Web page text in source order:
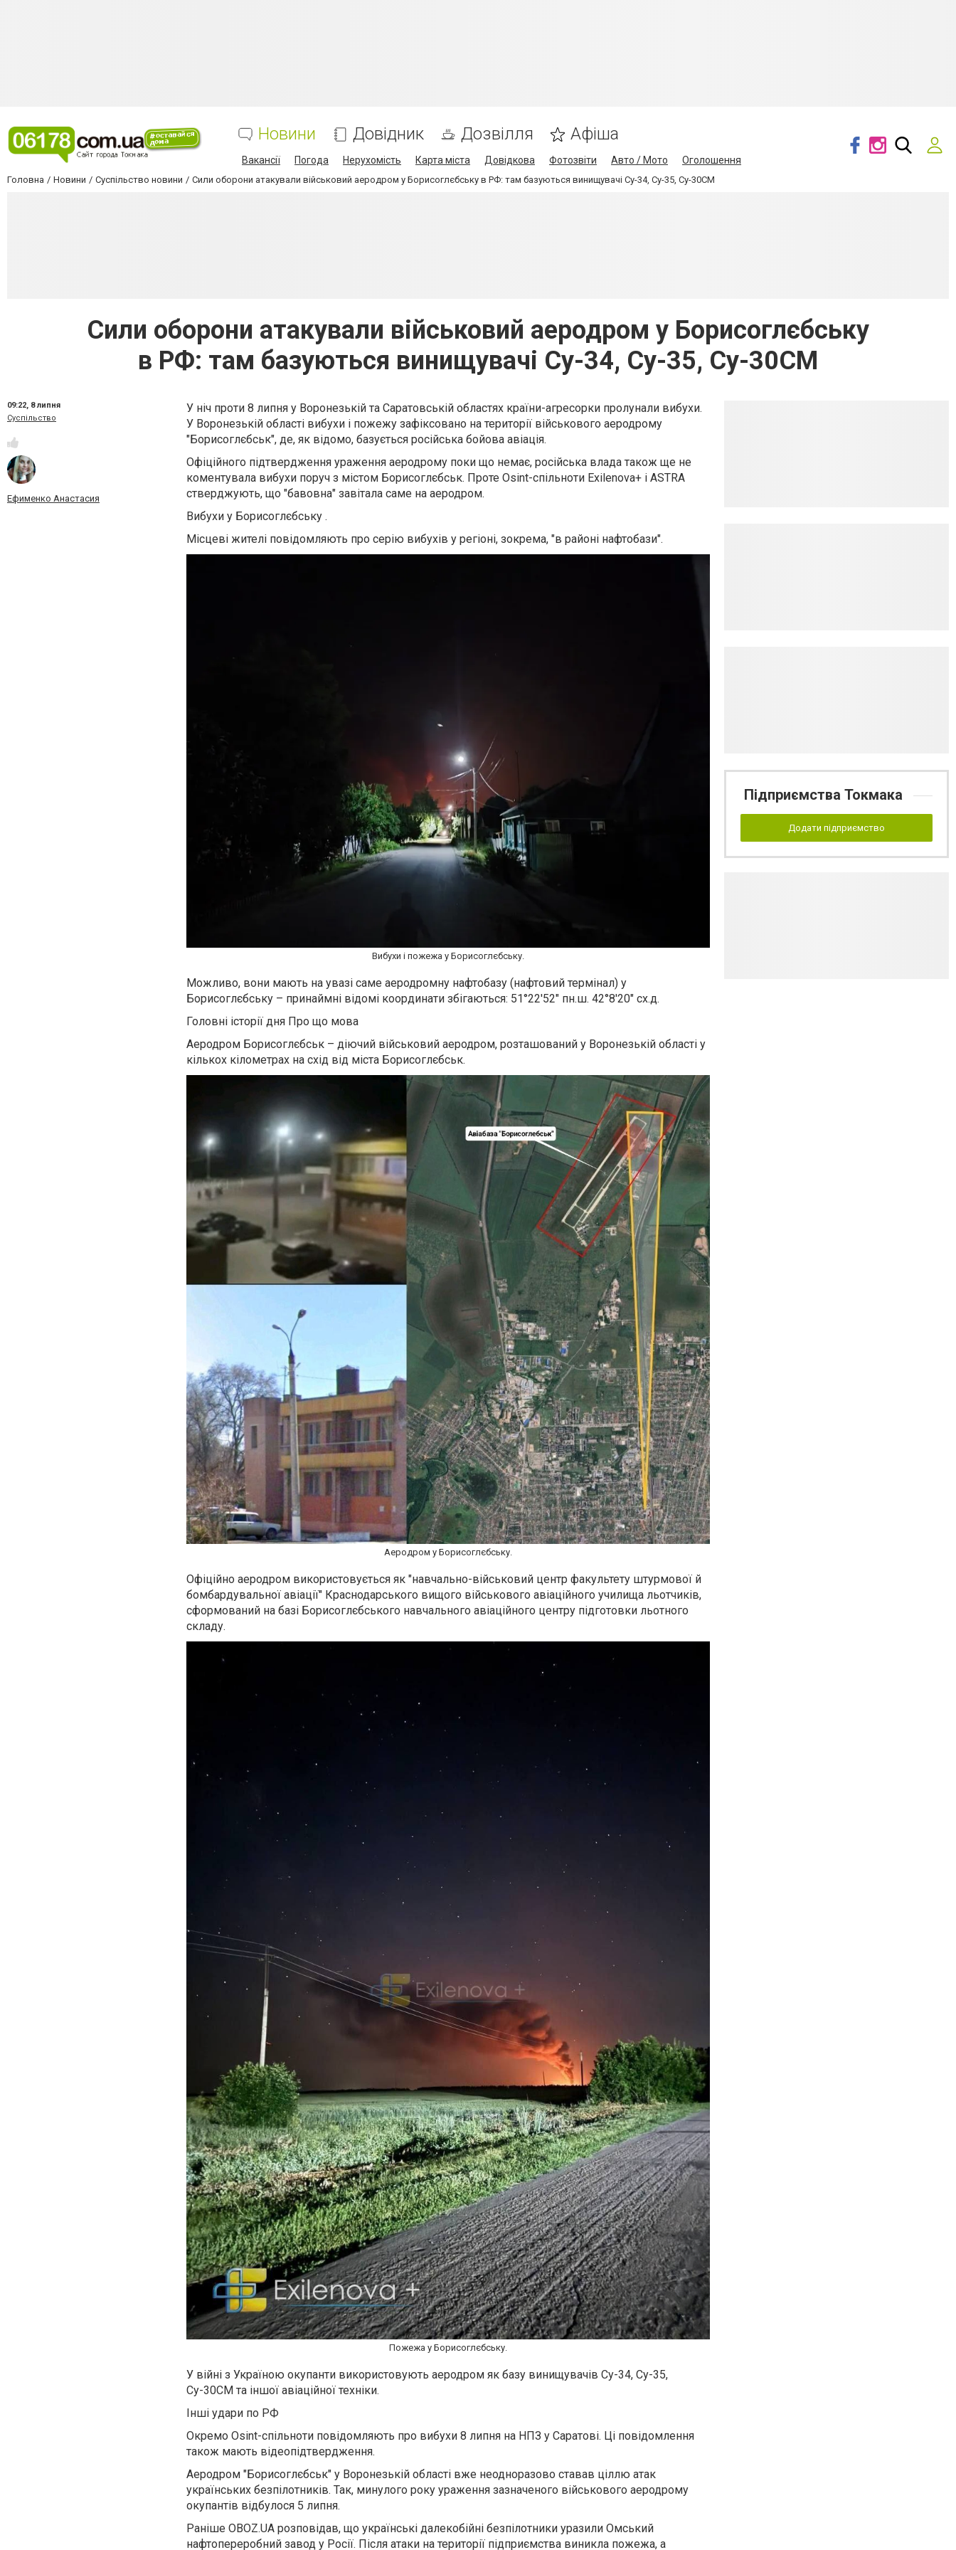
Новини Довідник Дозвілля Афіша
Вакансії Погода Нерухомість Карта міста Довідкова Фотозвіти Авто / Мото Оголошення
Головна Новини Суспільство новини Сили оборони атакували військовий аеродром у Борисоглєбську в РФ: там базуються винищувачі Су-34, Су-35, Су-30СМ
Сили оборони атакували військовий аеродром у Борисоглєбську
в РФ: там базуються винищувачі Су-34, Су-35, Су-30СМ
09:22, 8 липня
Суспільство
Ефименко Анастасия
У ніч проти 8 липня у Воронезькій та Саратовській областях країни-агресорки пролунали вибухи.
У Воронезькій області вибухи і пожежу зафіксовано на території військового аеродрому
"Борисоглєбськ", де, як відомо, базується російська бойова авіація.
Офіційного підтвердження ураження аеродрому поки що немає, російська влада також ще не
коментувала вибухи поруч з містом Борисоглєбськ. Проте Osint-спільноти Exilenova+ і ASTRA
стверджують, що "бавовна" завітала саме на аеродром.
Вибухи у Борисоглєбську .
Місцеві жителі повідомляють про серію вибухів у регіоні, зокрема, "в районі нафтобази".
Вибухи і пожежа у Борисоглєбську.
Можливо, вони мають на увазі саме аеродромну нафтобазу (нафтовий термінал) у
Борисоглєбську – принаймні відомі координати збігаються: 51°22'52" пн.ш. 42°8'20" сх.д.
Головні історії дня Про що мова
Аеродром Борисоглєбськ – діючий військовий аеродром, розташований у Воронезькій області у
кількох кілометрах на схід від міста Борисоглєбськ.
Аеродром у Борисоглєбську.
Офіційно аеродром використовується як "навчально-військовий центр факультету штурмової й
бомбардувальної авіації" Краснодарського вищого військового авіаційного училища льотчиків,
сформований на базі Борисоглєбського навчального авіаційного центру підготовки льотного
складу.
Пожежа у Борисоглєбську.
У війні з Україною окупанти використовують аеродром як базу винищувачів Су-34, Су-35,
Су-30СМ та іншої авіаційної техніки.
Інші удари по РФ
Окремо Osint-спільноти повідомляють про вибухи 8 липня на НПЗ у Саратові. Ці повідомлення
також мають відеопідтвердження.
Аеродром "Борисоглєбськ" у Воронезькій області вже неодноразово ставав ціллю атак
українських безпілотників. Так, минулого року ураження зазначеного військового аеродрому
окупантів відбулося 5 липня.
Раніше OBOZ.UA розповідав, що українські далекобійні безпілотники уразили Омський
нафтопереробний завод у Росії. Після атаки на території підприємства виникла пожежа, а
Підприємства Токмака
Додати підприємство